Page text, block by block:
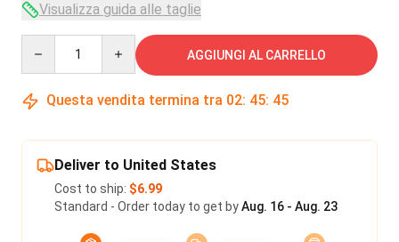
Visualizza guida alle taglie
AGGIUNGI AL CARRELLO
Questa vendita termina tra 02: 45: 45
Deliver to United States
Cost to ship: $6.99
Standard - Order today to get byAug. 16 - Aug. 23